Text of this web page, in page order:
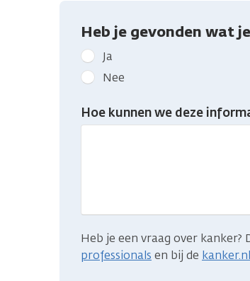
Heb je gevonden wat
Geef
kanker.nl
feedback:
Heb
je
Ja
Nee
Hoe kunnen we deze
Heb je een vraag over
professionals en bij de